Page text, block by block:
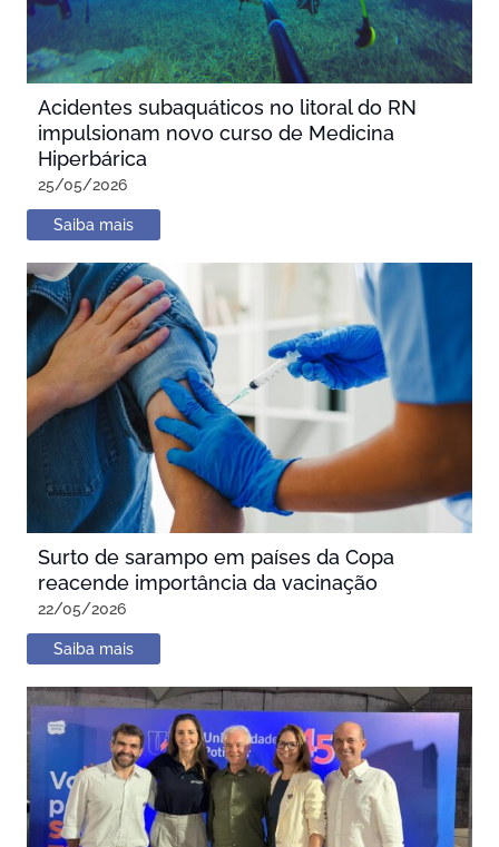
Acidentes subaquáticos no litoral do RN
impulsionam novo curso de Medicina
Hiperbárica
25/05/2026
Saiba mais
Surto de sarampo em países da Copa
reacende importância da vacinação
22/05/2026
Saiba mais